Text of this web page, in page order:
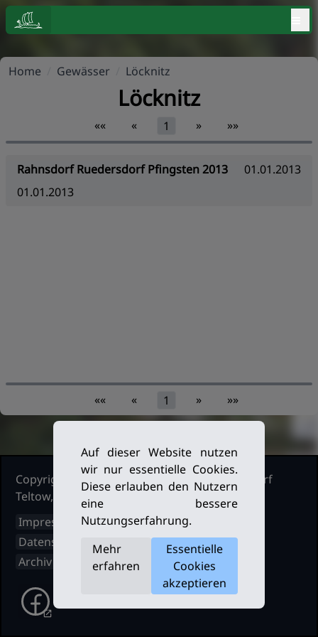
Home Gewässer Löcknitz
Löcknitz
«« « 1 » »»
Rahnsdorf Ruedersdorf Pfingsten 2013
01.01.2013
01.01.2013
«« « 1 » »»
Copyright Ruderclub Kleinmachnow Stahnsdorf
Teltow, 2026. Alle Rechte vorbehalten.
Impressum
Datenschutz
Archiv
Auf dieser Website nutzen
wir nur essentielle Cookies.
Diese erlauben den Nutzern
eine bessere
Nutzungserfahrung.
Mehr
erfahren
Essentielle
Cookies
akzeptieren